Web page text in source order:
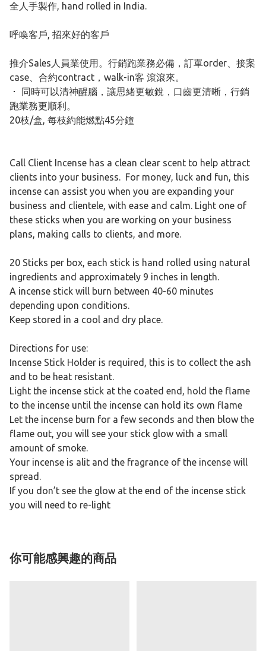
全人手製作, hand rolled in India.
呼喚客戶, 招來好的客戶
推介Sales人員業使用。行銷跑業務必備，訂單order、接案
case、合約contract，walk-in客 滾滾來。
･ 同時可以清神醒腦，讓思緒更敏銳，口齒更清晰，行銷
跑業務更順利。
20枝/盒, 每枝約能燃點45分鐘
Call Client Incense has a clean clear scent to help attract
clients into your business. For money, luck and fun, this
incense can assist you when you are expanding your
business and clientele, with ease and calm. Light one of
these sticks when you are working on your business
plans, making calls to clients, and more.
20 Sticks per box, each stick is hand rolled using natural
ingredients and approximately 9 inches in length.
A incense stick will burn between 40-60 minutes
depending upon conditions.
Keep stored in a cool and dry place.
Directions for use:
Incense Stick Holder is required, this is to collect the ash
and to be heat resistant.
Light the incense stick at the coated end, hold the flame
to the incense until the incense can hold its own flame
Let the incense burn for a few seconds and then blow the
flame out, you will see your stick glow with a small
amount of smoke.
Your incense is alit and the fragrance of the incense will
spread.
If you don’t see the glow at the end of the incense stick
you will need to re-light
你可能感興趣的商品